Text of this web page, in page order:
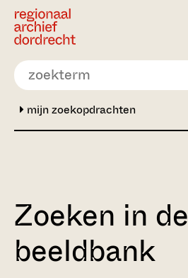
Ga direct naar de inhoud
mijn zoekopdrachten
Zoeken in de
beeldbank